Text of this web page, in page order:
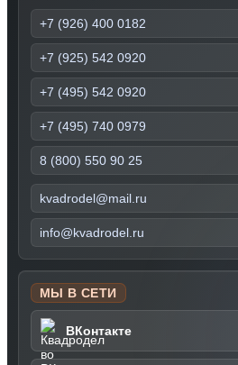
+7 (926) 400 0182
+7 (925) 542 0920
+7 (495) 542 0920
+7 (495) 740 0979
8 (800) 550 90 25
kvadrodel@mail.ru
info@kvadrodel.ru
МЫ В СЕТИ
ВКонтакте